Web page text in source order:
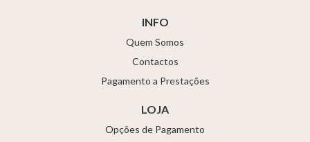
INFO
Quem Somos
Contactos
Pagamento a Prestações
LOJA
Opções de Pagamento